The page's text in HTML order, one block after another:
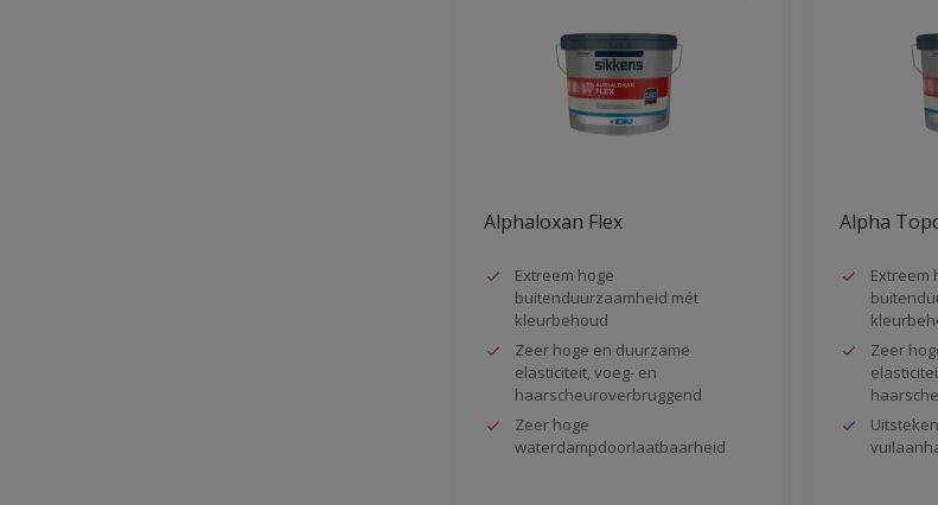
Alphaloxan Flex
Extreem hoge
buitenduurzaamheid mét
kleurbehoud
Zeer hoge en duurzame
elasticiteit, voeg- en
haarscheuroverbruggend
Zeer hoge
waterdampdoorlaatbaarheid
Alpha
Extreem
Zeer